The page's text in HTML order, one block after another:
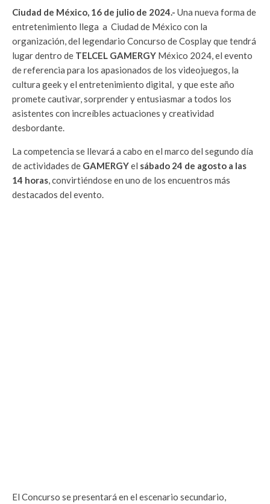
Ciudad de México, 16 de julio de 2024.- Una nueva forma de
entretenimiento llega a Ciudad de México con la
organización, del legendario Concurso de Cosplay que tendrá
lugar dentro de TELCEL GAMERGY México 2024, el evento
de referencia para los apasionados de los videojuegos, la
cultura geek y el entretenimiento digital, y que este año
promete cautivar, sorprender y entusiasmar a todos los
asistentes con increíbles actuaciones y creatividad
desbordante.
La competencia se llevará a cabo en el marco del segundo día
de actividades de GAMERGYel sábado 24 de agosto a las
14 horas , convirtiéndose en uno de los encuentros más
destacados del evento.
El Concurso se presentará en el escenario secundario,